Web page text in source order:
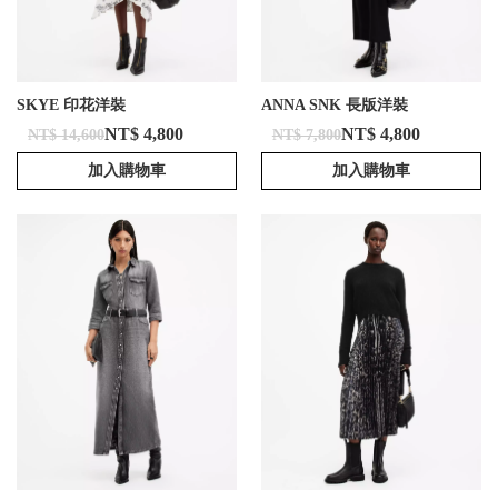
SKYE 印花洋裝
NT$ 14,600NT$ 4,800
加入購物車
ANNA SNK 長版洋裝
NT$ 7,800NT$ 4,800
加入購物車